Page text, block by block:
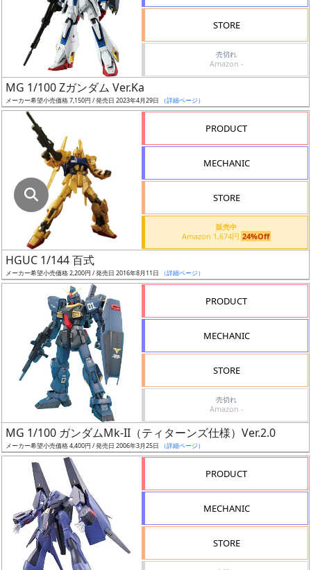
が
最
表
示
ッ
ク
レ
ー
タ
付
STORE
売切れ
Amazon -
MG 1/100 Zガンダム Ver.Ka
メーカー希望小売価格 7,150円 / 発売日 2023年4月29日 （詳細ページ）
PRODUCT
MECHANIC
STORE
販売中
Amazon 1,674円 24%Off
HGUC 1/144 百式
メーカー希望小売価格 2,200円 / 発売日 2016年8月11日 （詳細ページ）
PRODUCT
MECHANIC
STORE
売切れ
Amazon -
MG 1/100 ガンダムMk-II（ティターンズ仕様）Ver.2.0
メーカー希望小売価格 4,400円 / 発売日 2006年3月25日 （詳細ページ）
PRODUCT
MECHANIC
STORE